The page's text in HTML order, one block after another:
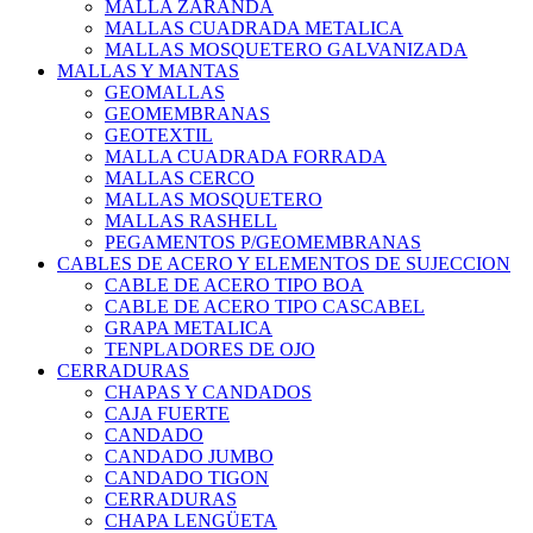
MALLA ZARANDA
MALLAS CUADRADA METALICA
MALLAS MOSQUETERO GALVANIZADA
MALLAS Y MANTAS
GEOMALLAS
GEOMEMBRANAS
GEOTEXTIL
MALLA CUADRADA FORRADA
MALLAS CERCO
MALLAS MOSQUETERO
MALLAS RASHELL
PEGAMENTOS P/GEOMEMBRANAS
CABLES DE ACERO Y ELEMENTOS DE SUJECCION
CABLE DE ACERO TIPO BOA
CABLE DE ACERO TIPO CASCABEL
GRAPA METALICA
TENPLADORES DE OJO
CERRADURAS
CHAPAS Y CANDADOS
CAJA FUERTE
CANDADO
CANDADO JUMBO
CANDADO TIGON
CERRADURAS
CHAPA LENGÜETA